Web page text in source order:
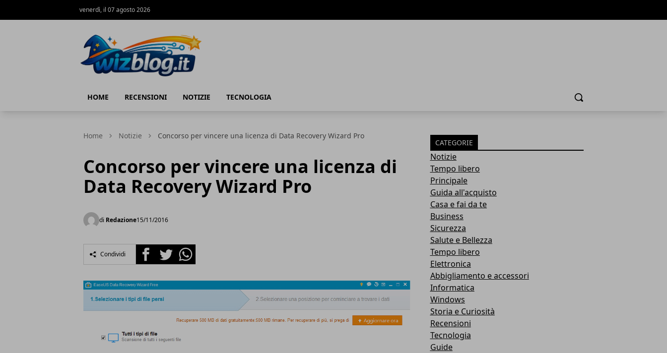
venerdì, il 07 agosto 2026
HOME RECENSIONI NOTIZIE TECNOLOGIA Cerca
Home Notizie Concorso per vincere una licenza di Data Recovery Wizard Pro
Concorso per vincere una licenza di
Data Recovery Wizard Pro
di Redazione15/11/2016
Condividi FacebookTwitterWhatsapp
CATEGORIE
Notizie
Tempo libero
Principale
Guida all'acquisto
Casa e fai da te
Business
Sicurezza
Salute e Bellezza
Tempo libero
Elettronica
Abbigliamento e accessori
Informatica
Windows
Storia e Curiosità
Recensioni
Tecnologia
Guide